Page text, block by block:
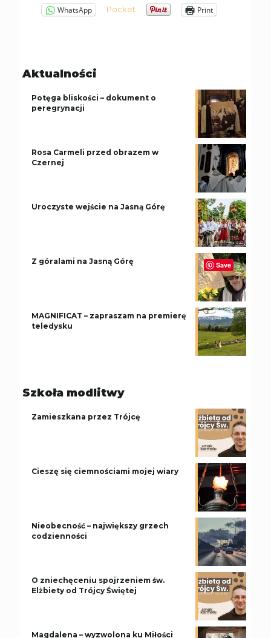
WhatsApp Pocket Print
Aktualności
Potęga bliskości – dokument o
peregrynacji
Rosa Carmeli przed obrazem w
Czernej
Uroczyste wejście na Jasną Górę
Z góralami na Jasną Górę
MAGNIFICAT – zapraszam na premierę
teledysku
Szkoła modlitwy
Zamieszkana przez Trójcę
Cieszę się ciemnościami mojej wiary
Nieobecność – największy grzech
codzienności
O zniechęceniu spojrzeniem św.
Elżbiety od Trójcy Świętej
Magdalena – wyzwolona ku Miłości
Save